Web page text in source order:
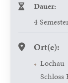
Dauer:
4
Ort(e):
Lochau
Schloss